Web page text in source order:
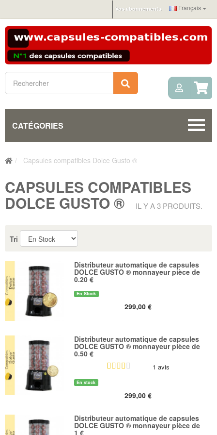
Français
Vos abonnements
Rechercher Mon
CATÉGORIES
Capsules compatibles Dolce Gusto ®
CAPSULES COMPATIBLES
DOLCE GUSTO ® IL Y A 3 PRODUITS.
Tri
Distributeur automatique de capsules
DOLCE GUSTO ® monnayeur pièce de
0.20 €
En Stock
299,00 €
Distributeur automatique de capsules
DOLCE GUSTO ® monnayeur pièce de
0.50 €
1 avis
En stock
299,00 €
Distributeur automatique de capsules
DOLCE GUSTO ® monnayeur pièce de
1 €